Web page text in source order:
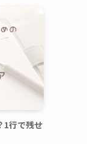
1行で残せ